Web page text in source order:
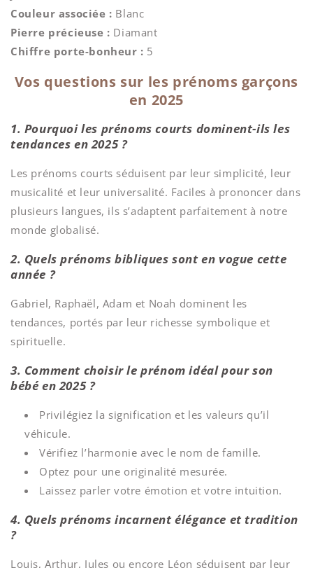
Couleur associée : Blanc
Pierre précieuse : Diamant
Chiffre porte-bonheur : 5
Vos questions sur les prénoms garçons
en 2025
1. Pourquoi les prénoms courts dominent-ils les
tendances en 2025 ?
Les prénoms courts séduisent par leur simplicité, leur
musicalité et leur universalité. Faciles à prononcer dans
plusieurs langues, ils s’adaptent parfaitement à notre
monde globalisé.
2. Quels prénoms bibliques sont en vogue cette
année ?
Gabriel, Raphaël, Adam et Noah dominent les
tendances, portés par leur richesse symbolique et
spirituelle.
3. Comment choisir le prénom idéal pour son
bébé en 2025 ?
Privilégiez la signification et les valeurs qu’il
véhicule.
Vérifiez l’harmonie avec le nom de famille.
Optez pour une originalité mesurée.
Laissez parler votre émotion et votre intuition.
4. Quels prénoms incarnent élégance et tradition
?
Louis, Arthur, Jules ou encore Léon séduisent par leur